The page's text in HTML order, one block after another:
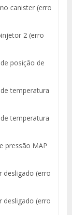
canister (erro
2 (erro
posição de
temperatura
temperatura
pressão MAP
desligado (erro
desligado (erro